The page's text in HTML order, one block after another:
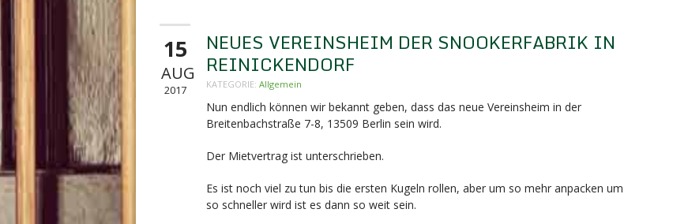
15
AUG
2017
NEUES VEREINSHEIM DER SNOOKERFABRIK IN
REINICKENDORF
KATEGORIE: Allgemein
Nun endlich können wir bekannt geben, dass das neue Vereinsheim in der
Breitenbachstraße 7-8, 13509 Berlin sein wird.
Der Mietvertrag ist unterschrieben.
Es ist noch viel zu tun bis die ersten Kugeln rollen, aber um so mehr anpacken um
so schneller wird ist es dann so weit sein.